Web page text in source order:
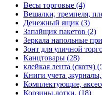
Весы торговые (4)
Вешалки, тремпеля,
Денежный ящик (3)
Запайщик пакетов (2)
Зеркала напольные
Зонт для уличной
Канцтовары (28)
клейкая лента (скотч)
Книги учета
Комплектующие,
Корзины,лотки. (18)